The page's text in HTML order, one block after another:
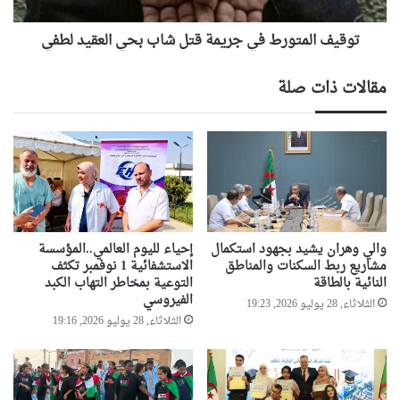
ع
ا
ل
خ
ب
ا
ل
س
ك
ة
ح
د
ي
ت
ط
ف
ي
ج
م
ة
ق
ت
ل
ش
ا
ح
ي
توقيف المتورط في جريمة قتل شاب بحي العقيد لطفي
مقالات ذات صلة
والي وهران يشيد بجهود استكمال
مشاريع ربط السكنات والمناطق
النائية بالطاقة
الثلاثاء, 28 يوليو 2026, 19:23
إحياء لليوم العالمي..المؤسسة
الاستشفائية 1 نوفمبر تكثف
التوعية بمخاطر التهاب الكبد
الفيروسي
الثلاثاء, 28 يوليو 2026, 19:16